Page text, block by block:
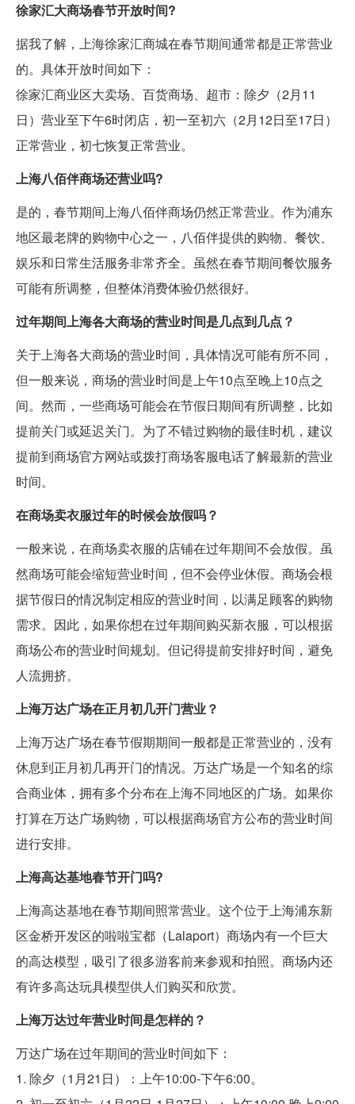
徐家汇大商场春节开放时间?
据我了解，上海徐家汇商城在春节期间通常都是正常营业
的。具体开放时间如下：
徐家汇商业区大卖场、百货商场、超市：除夕（2月11
日）营业至下午6时闭店，初一至初六（2月12日至17日）
正常营业，初七恢复正常营业。
上海八佰伴商场还营业吗?
是的，春节期间上海八佰伴商场仍然正常营业。作为浦东
地区最老牌的购物中心之一，八佰伴提供的购物、餐饮、
娱乐和日常生活服务非常齐全。虽然在春节期间餐饮服务
可能有所调整，但整体消费体验仍然很好。
过年期间上海各大商场的营业时间是几点到几点？
关于上海各大商场的营业时间，具体情况可能有所不同，
但一般来说，商场的营业时间是上午10点至晚上10点之
间。然而，一些商场可能会在节假日期间有所调整，比如
提前关门或延迟关门。为了不错过购物的最佳时机，建议
提前到商场官方网站或拨打商场客服电话了解最新的营业
时间。
在商场卖衣服过年的时候会放假吗？
一般来说，在商场卖衣服的店铺在过年期间不会放假。虽
然商场可能会缩短营业时间，但不会停业休假。商场会根
据节假日的情况制定相应的营业时间，以满足顾客的购物
需求。因此，如果你想在过年期间购买新衣服，可以根据
商场公布的营业时间规划。但记得提前安排好时间，避免
人流拥挤。
上海万达广场在正月初几开门营业？
上海万达广场在春节假期期间一般都是正常营业的，没有
休息到正月初几再开门的情况。万达广场是一个知名的综
合商业体，拥有多个分布在上海不同地区的广场。如果你
打算在万达广场购物，可以根据商场官方公布的营业时间
进行安排。
上海高达基地春节开门吗?
上海高达基地在春节期间照常营业。这个位于上海浦东新
区金桥开发区的啦啦宝都（Lalaport）商场内有一个巨大
的高达模型，吸引了很多游客前来参观和拍照。商场内还
有许多高达玩具模型供人们购买和欣赏。
上海万达过年营业时间是怎样的？
万达广场在过年期间的营业时间如下：
1. 除夕（1月21日）：上午10:00-下午6:00。